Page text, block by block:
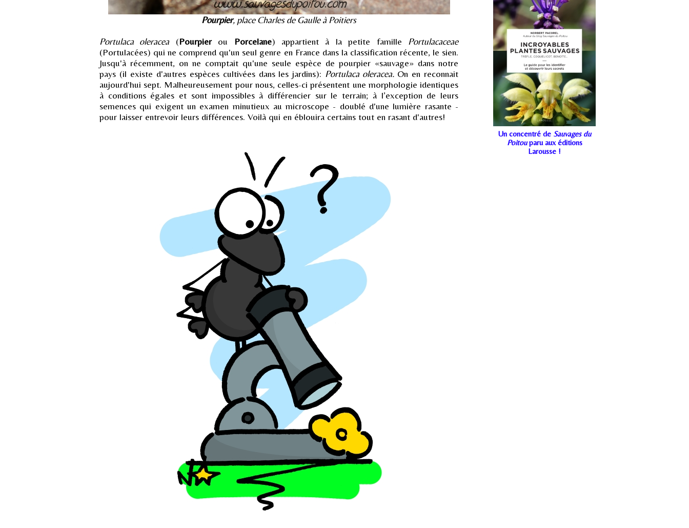
Pourpier, place Charles de Gaulle à Poitiers
Portulaca oleracea(Pourpierou Porcelane) appartient à la petite famille Portulacaceae
(Portulacées) qui ne comprend qu'un seul genre en France dans la classification récente, le sien.
Jusqu'à récemment, on ne comptait qu'une seule espèce de pourpier «sauvage» dans notre
pays (il existe d'autres espèces cultivées dans les jardins): Portulaca oleracea. On en reconnait
aujourd'hui sept. Malheureusement pour nous, celles-ci présentent une morphologie identiques
à conditions égales et sont impossibles à différencier sur le terrain; à l’exception de leurs
semences qui exigent un examen minutieux au microscope - doublé d'une lumière rasante -
pour laisser entrevoir leurs différences. Voilà qui en éblouira certains tout en rasant d'autres!
Un concentré de Sauvages du
Poitouparu aux éditions
Larousse !